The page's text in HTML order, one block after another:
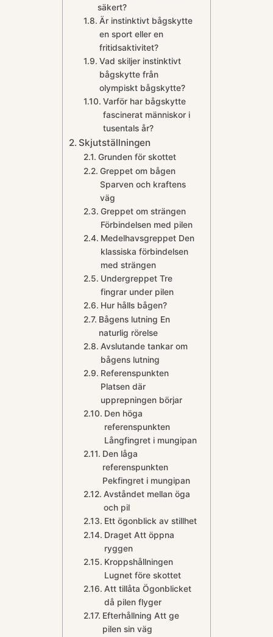
säkert?
Är instinktivt bågskytte
en sport eller en
fritidsaktivitet?
Vad skiljer instinktivt
bågskytte från
olympiskt bågskytte?
Varför har bågskytte
fascinerat människor i
tusentals år?
Skjutställningen
Grunden för skottet
Greppet om bågen
Sparven och kraftens
väg
Greppet om strängen
Förbindelsen med pilen
Medelhavsgreppet Den
klassiska förbindelsen
med strängen
Undergreppet Tre
fingrar under pilen
Hur hålls bågen?
Bågens lutning En
naturlig rörelse
Avslutande tankar om
bågens lutning
Referenspunkten
Platsen där
upprepningen börjar
Den höga
referenspunkten
Långfingret i mungipan
Den låga
referenspunkten
Pekfingret i mungipan
Avståndet mellan öga
och pil
Ett ögonblick av stillhet
Draget Att öppna
ryggen
Kroppshållningen
Lugnet före skottet
Att tillåta Ögonblicket
då pilen flyger
Efterhållning Att ge
pilen sin väg